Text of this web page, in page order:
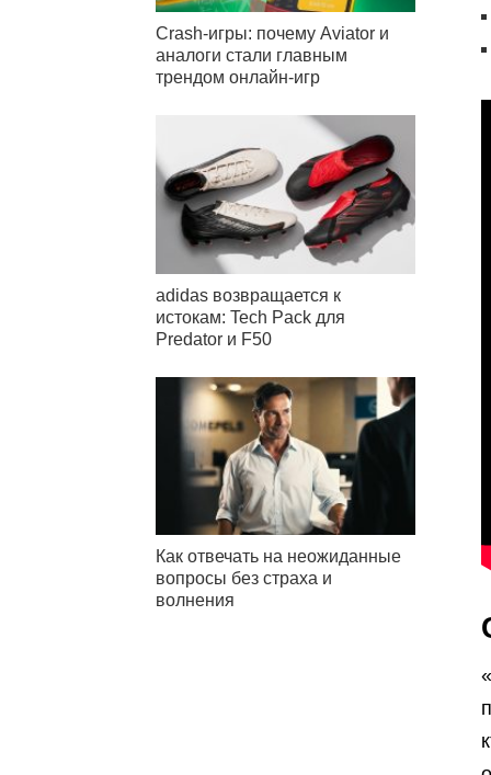
Crash-игры: почему Aviator и
аналоги стали главным
трендом онлайн-игр
adidas возвращается к
истокам: Tech Pack для
Predator и F50
Как отвечать на неожиданные
вопросы без страха и
волнения